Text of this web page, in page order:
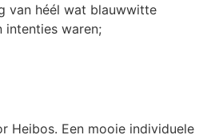
van héél wat blauwwitte
intenties waren;
Heibos. Een mooie individuele